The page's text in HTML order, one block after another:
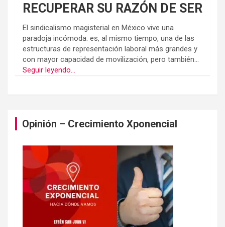
RECUPERAR SU RAZÓN DE SER
El sindicalismo magisterial en México vive una
paradoja incómoda: es, al mismo tiempo, una de las
estructuras de representación laboral más grandes y
con mayor capacidad de movilización, pero también...
Seguir leyendo...
Opinión – Crecimiento Xponencial